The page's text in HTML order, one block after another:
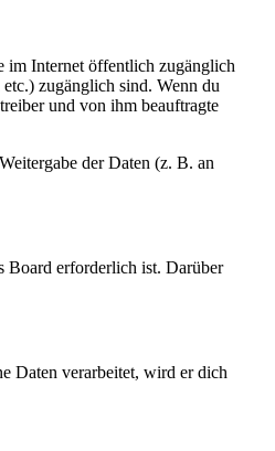
im Internet öffentlich zugänglich
zugänglich sind. Wenn du
und von ihm beauftragte
der Daten (z. B. an
Board erforderlich ist. Darüber
Daten verarbeitet, wird er dich